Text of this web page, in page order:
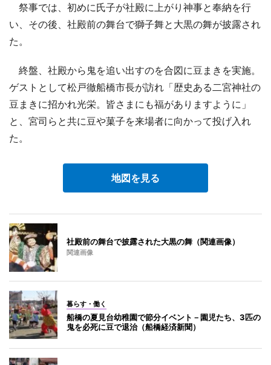
祭事では、初めに氏子が社殿に上がり神事と奉納を行
い、その後、社殿前の舞台で獅子舞と大黒の舞が披露され
た。
終盤、社殿から鬼を追い出すのを合図に豆まきを実施。
ゲストとして松戸徹船橋市長が訪れ「歴史ある二宮神社の
豆まきに招かれ光栄。皆さまにも福がありますように」
と、宮司らと共に豆や菓子を来場者に向かって投げ入れ
た。
地図を見る
社殿前の舞台で披露された大黒の舞（関連画像）
関連画像
暮らす・働く
船橋の夏見台幼稚園で節分イベント－園児たち、3匹の
鬼を必死に豆で退治（船橋経済新聞）